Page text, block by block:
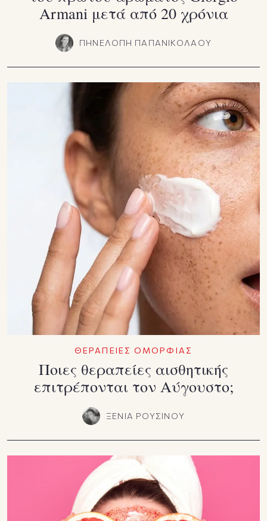
Armani μετά από 20 χρόνια
ΠΗΝΕΛΟΠΗ ΠΑΠΑΝΙΚΟΛΑΟΥ
ΘΕΡΑΠΕΙΕΣ ΟΜΟΡΦΙΑΣ
Ποιες θεραπείες αισθητικής
επιτρέπονται τον Αύγουστο;
ΞΕΝΙΑ ΡΟΥΣΙΝΟΥ